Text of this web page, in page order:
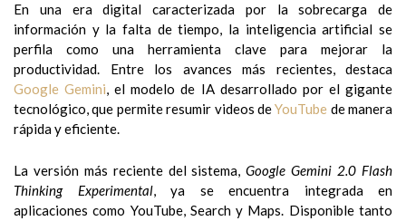
En una era digital caracterizada por la sobrecarga de
información y la falta de tiempo, la inteligencia artificial se
perfila como una herramienta clave para mejorar la
productividad. Entre los avances más recientes, destaca
Google Gemini, el modelo de IA desarrollado por el gigante
tecnológico, que permite resumir videos deYouTube de manera
rápida y eficiente.
La versión más reciente del sistema,Google Gemini 2.0 Flash
Thinking Experimental, ya se encuentra integrada en
aplicaciones como YouTube, Search y Maps. Disponible tanto